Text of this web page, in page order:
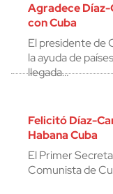
Agradece
con Cuba
El presidente de
la ayuda de
llegada…
Felicitó Díaz-
Habana Cuba
El Primer
Comunista de